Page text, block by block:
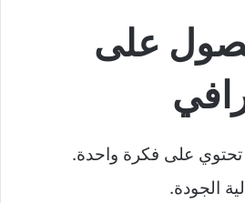
على
على فكرة واحدة.
الجودة.